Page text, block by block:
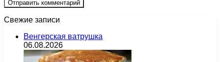
Свежие записи
Венгерская ватрушка
06.08.2026